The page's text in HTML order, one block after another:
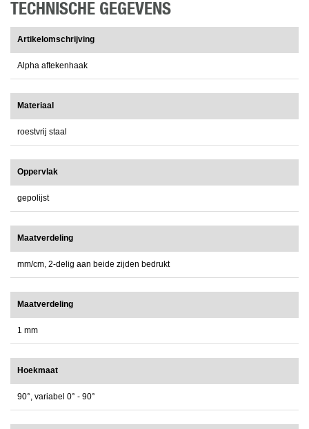
TECHNISCHE GEGEVENS
Artikelomschrijving
Alpha aftekenhaak
Materiaal
roestvrij staal
Oppervlak
gepolijst
Maatverdeling
mm/cm, 2-delig aan beide zijden bedrukt
Maatverdeling
1 mm
Hoekmaat
90°, variabel 0° - 90°